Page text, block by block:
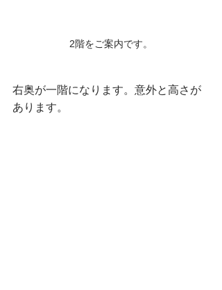
2階をご案内です。
右奥が一階になります。意外と高さが
あります。